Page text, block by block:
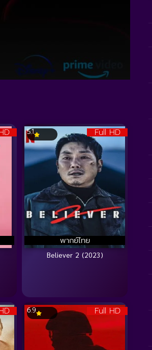
Full HD
พากย์ไทย
5.1
Believer 2 (2023)
Full HD
6.9